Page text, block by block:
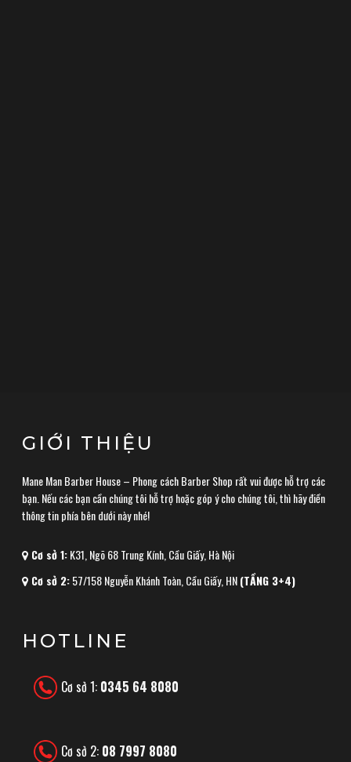
GIỚI THIỆU
Mane Man Barber House – Phong cách Barber Shop rất vui được hỗ trợ các
bạn. Nếu các bạn cần chúng tôi hỗ trợ hoặc góp ý cho chúng tôi, thì hãy điền
thông tin phía bên dưới này nhé!
Cơ sở 1:K31, Ngõ 68 Trung Kính, Cầu Giấy, Hà Nội
Cơ sở 2:57/158 Nguyễn Khánh Toàn, Cầu Giấy, HN(TẦNG 3+4)
HOTLINE
Cơ sở 1: 0345 64 8080
Cơ sở 2: 08 7997 8080